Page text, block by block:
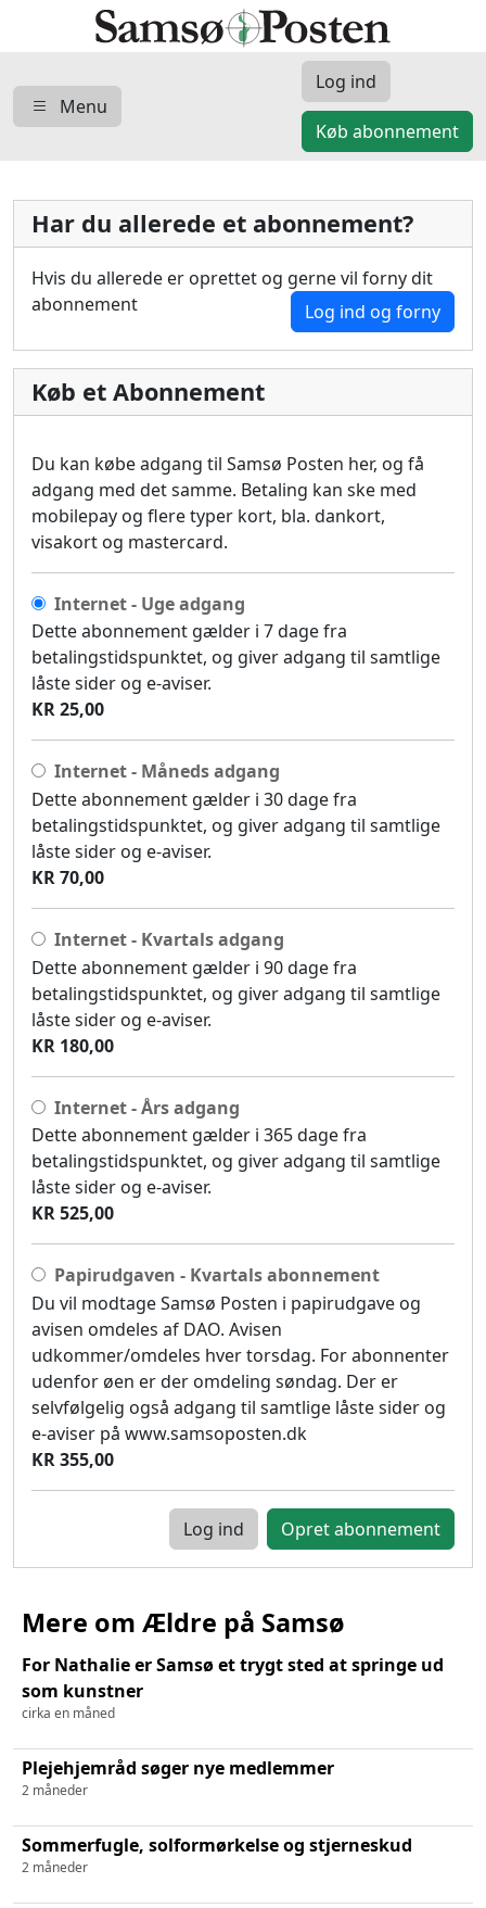
Menu
Log ind
Køb abonnement
Har du allerede et abonnement?
Hvis du allerede er oprettet og gerne vil forny dit
abonnement
Log ind og forny
Køb et Abonnement
Du kan købe adgang til Samsø Posten her, og få
adgang med det samme. Betaling kan ske med
mobilepay og flere typer kort, bla. dankort,
visakort og mastercard.
Internet - Uge adgang
Dette abonnement gælder i 7 dage fra
betalingstidspunktet, og giver adgang til samtlige
låste sider og e-aviser.
KR 25,00
Internet - Måneds adgang
Dette abonnement gælder i 30 dage fra
betalingstidspunktet, og giver adgang til samtlige
låste sider og e-aviser.
KR 70,00
Internet - Kvartals adgang
Dette abonnement gælder i 90 dage fra
betalingstidspunktet, og giver adgang til samtlige
låste sider og e-aviser.
KR 180,00
Internet - Års adgang
Dette abonnement gælder i 365 dage fra
betalingstidspunktet, og giver adgang til samtlige
låste sider og e-aviser.
KR 525,00
Papirudgaven - Kvartals abonnement
Du vil modtage Samsø Posten i papirudgave og
avisen omdeles af DAO. Avisen
udkommer/omdeles hver torsdag. For abonnenter
udenfor øen er der omdeling søndag. Der er
selvfølgelig også adgang til samtlige låste sider og
e-aviser på www.samsoposten.dk
KR 355,00
Log ind
Mere om Ældre på Samsø
For Nathalie er Samsø et trygt sted at springe ud
som kunstner
cirka en måned
Plejehjemråd søger nye medlemmer
2 måneder
Sommerfugle, solformørkelse og stjerneskud
2 måneder